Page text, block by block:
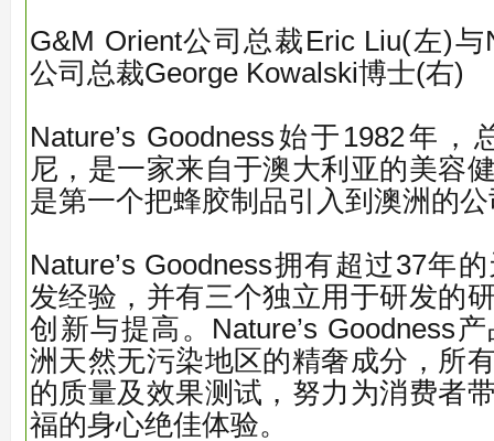
G&M Orient公司总裁Eric Liu(左)与
公司总裁George Kowalski博士(右)
Nature’s Goodness始于1982年
尼，是一家来自于澳大利亚的美容
是第一个把蜂胶制品引入到澳洲的
Nature’s Goodness拥有超过37年
发经验，并有三个独立用于研发的
创新与提高。Nature’s Goodness
洲天然无污染地区的精奢成分，所
的质量及效果测试，努力为消费者
福的身心绝佳体验。